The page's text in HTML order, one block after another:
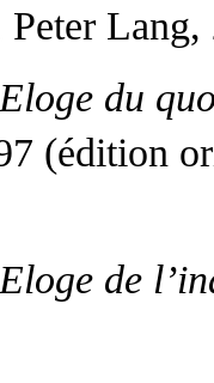
Lang,
Eloge du
(édition
Eloge de